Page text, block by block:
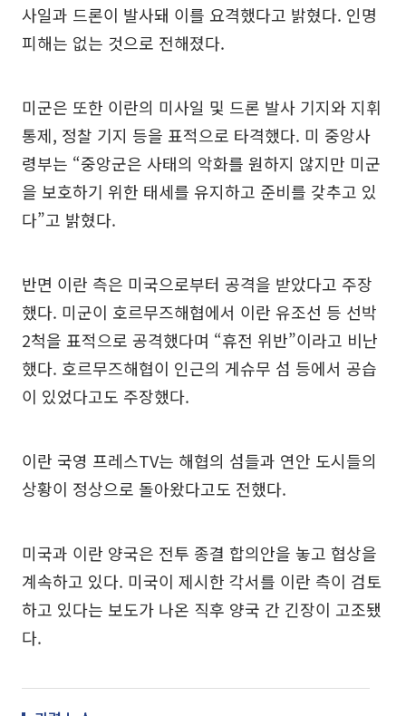
사일과 드론이 발사돼 이를 요격했다고 밝혔다. 인명
피해는 없는 것으로 전해졌다.
미군은 또한 이란의 미사일 및 드론 발사 기지와 지휘
통제, 정찰 기지 등을 표적으로 타격했다. 미 중앙사
령부는 “중앙군은 사태의 악화를 원하지 않지만 미군
을 보호하기 위한 태세를 유지하고 준비를 갖추고 있
다”고 밝혔다.
반면 이란 측은 미국으로부터 공격을 받았다고 주장
했다. 미군이 호르무즈해협에서 이란 유조선 등 선박
2척을 표적으로 공격했다며 “휴전 위반”이라고 비난
했다. 호르무즈해협이 인근의 게슈무 섬 등에서 공습
이 있었다고도 주장했다.
이란 국영 프레스TV는 해협의 섬들과 연안 도시들의
상황이 정상으로 돌아왔다고도 전했다.
미국과 이란 양국은 전투 종결 합의안을 놓고 협상을
계속하고 있다. 미국이 제시한 각서를 이란 측이 검토
하고 있다는 보도가 나온 직후 양국 간 긴장이 고조됐
다.